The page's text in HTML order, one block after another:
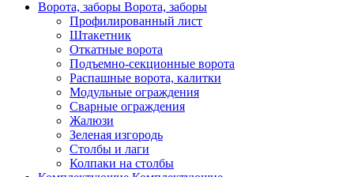
Ворота, заборы Ворота, заборы
Профилированный лист
Штакетник
Откатные ворота
Подъемно-секционные ворота
Распашные ворота, калитки
Модульные ограждения
Сварные ограждения
Жалюзи
Зеленая изгородь
Столбы и лаги
Колпаки на столбы